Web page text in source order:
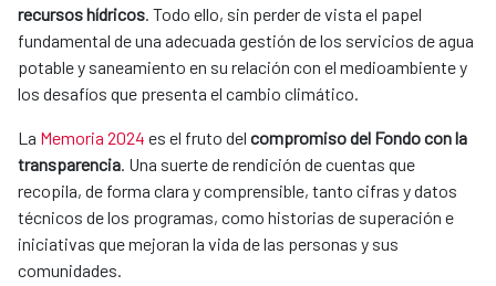
recursos hídricos. Todo ello, sin perder de vista el papel
fundamental de una adecuada gestión de los servicios de agua
potable y saneamiento en su relación con el medioambiente y
los desafíos que presenta el cambio climático.
La Memoria 2024 es el fruto del compromiso del Fondo con la
transparencia. Una suerte de rendición de cuentas que
recopila, de forma clara y comprensible, tanto cifras y datos
técnicos de los programas, como historias de superación e
iniciativas que mejoran la vida de las personas y sus
comunidades.